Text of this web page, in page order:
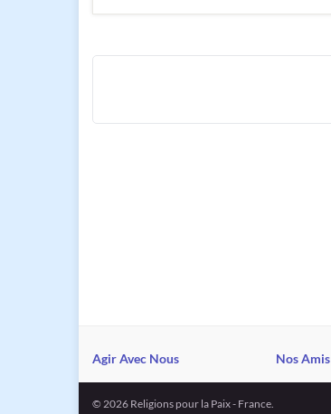
Agir Avec Nous Nos Amis
© 2026 Religions pour la Paix - France.